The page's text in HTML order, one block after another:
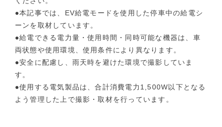
●本記事では、EV給電モードを使用した停車中の給電シ
ーンを取材しています。
●給電できる電力量・使用時間・同時可能な機器は、車
両状態や使用環境、使用条件により異なります。
●安全に配慮し、雨天時を避けた環境で撮影していま
す。
●使用する電気製品は、合計消費電力1,500W以下となる
よう管理した上で撮影・取材を行っています。